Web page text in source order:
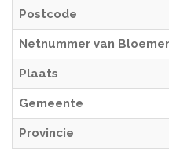
Postcode
Netnummer van
Plaats
Gemeente
Provincie